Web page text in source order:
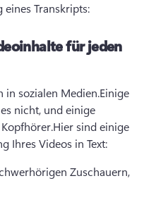
Transkripts:
für jeden
in sozialen Medien.Einige
nicht, und einige
Hier sind einige
Ihres Videos in Text:
Zuschauern,